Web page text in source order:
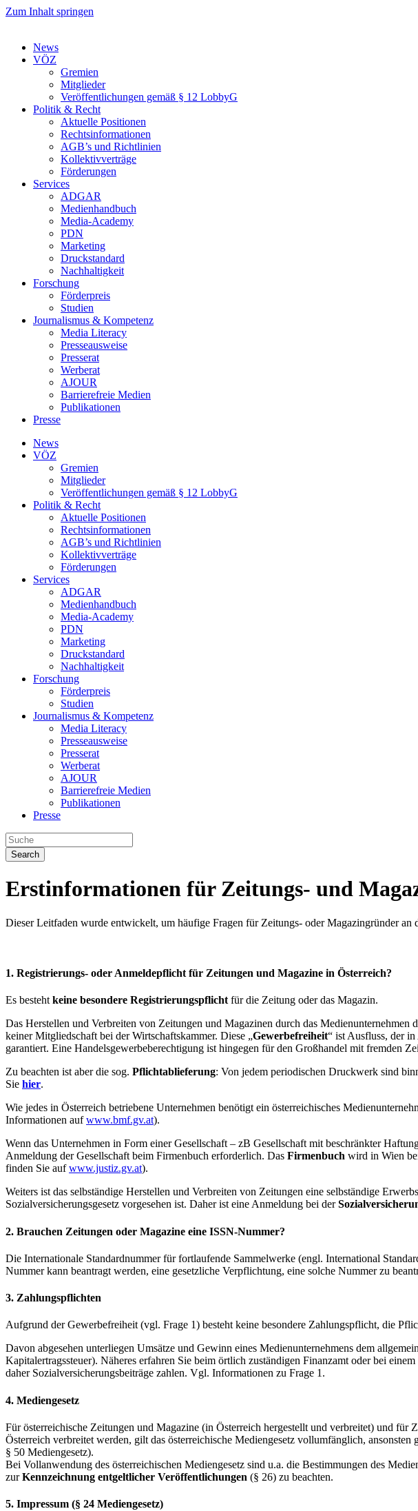
Zum Inhalt springen
News
VÖZ
Gremien
Mitglieder
Veröffentlichungen gemäß § 12 LobbyG
Politik & Recht
Aktuelle Positionen
Rechtsinformationen
AGB’s und Richtlinien
Kollektivverträge
Förderungen
Services
ADGAR
Medienhandbuch
Media-Academy
PDN
Marketing
Druckstandard
Nachhaltigkeit
Forschung
Förderpreis
Studien
Journalismus & Kompetenz
Media Literacy
Presseausweise
Presserat
Werberat
AJOUR
Barrierefreie Medien
Publikationen
Presse
News
VÖZ
Gremien
Mitglieder
Veröffentlichungen gemäß § 12 LobbyG
Politik & Recht
Aktuelle Positionen
Rechtsinformationen
AGB’s und Richtlinien
Kollektivverträge
Förderungen
Services
ADGAR
Medienhandbuch
Media-Academy
PDN
Marketing
Druckstandard
Nachhaltigkeit
Forschung
Förderpreis
Studien
Journalismus & Kompetenz
Media Literacy
Presseausweise
Presserat
Werberat
AJOUR
Barrierefreie Medien
Publikationen
Presse
Search
Erstinformationen für Zeitungs- und
Dieser Leitfaden wurde entwickelt, um häufige Fragen für Zeitungs- oder Magazingründer an
1. Registrierungs- oder Anmeldepflicht für Zeitungen und Magazine in Österreich?
Es bestehtkeine besondere Registrierungspflichtfür die Zeitung oder das Magazin.
Das Herstellen und Verbreiten von Zeitungen und Magazinen durch das
keiner Mitgliedschaft bei der Wirtschaftskammer. Diese „Gewerbefreiheit“ ist Ausfluss, der in
garantiert. Eine Handelsgewerbeberechtigung ist hingegen für den Großhandel mit fremden
Zu beachten ist aber die sog. Pflichtablieferung: Von jedem periodischen Druckwerk sind
Sie hier.
Wie jedes in Österreich betriebene Unternehmen benötigt ein österreichisches
Informationen aufwww.bmf.gv.at).
Wenn das Unternehmen in Form einer Gesellschaft – zB Gesellschaft mit beschränkter
Anmeldung der Gesellschaft beim Firmenbuch erforderlich. Das Firmenbuch wird in Wien
finden Sie aufwww.justiz.gv.at).
Weiters ist das selbständige Herstellen und Verbreiten von Zeitungen eine selbständige
Sozialversicherungsgesetz vorgesehen ist. Daher ist eine Anmeldung bei der
2. Brauchen Zeitungen oder Magazine eine ISSN-Nummer?
Die Internationale Standardnummer für fortlaufende Sammelwerke (engl. International
Nummer kann beantragt werden, eine gesetzliche Verpflichtung, eine solche Nummer zu
3. Zahlungspflichten
Aufgrund der Gewerbefreiheit (vgl. Frage 1) besteht keine besondere Zahlungspflicht, die
Davon abgesehen unterliegen Umsätze und Gewinn eines Medienunternehmens dem
Kapitalertragssteuer). Näheres erfahren Sie beim örtlich zuständigen Finanzamt oder bei
daher Sozialversicherungsbeiträge zahlen. Vgl. Informationen zu Frage 1.
4. Mediengesetz
Für österreichische Zeitungen und Magazine (in Österreich hergestellt und verbreitet) und
Österreich verbreitet werden, gilt das österreichische Mediengesetz vollumfänglich,
§ 50 Mediengesetz).
Bei Vollanwendung des österreichischen Mediengesetz sind u.a. die Bestimmungen des
zurKennzeichnung entgeltlicher Veröffentlichungen (§ 26) zu beachten.
5. Impressum (§ 24 Mediengesetz)